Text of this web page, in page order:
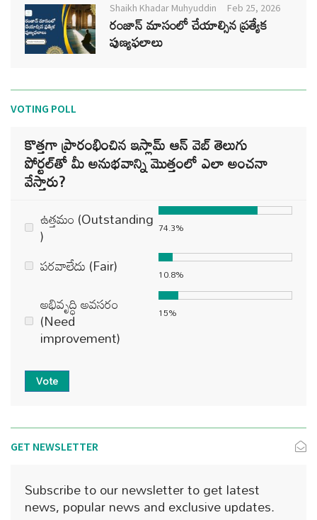
Shaikh Khadar Muhyuddin Feb 25, 2026
రంజాన్ మాసంలో చేయాల్సిన ప్రత్యేక
పుణ్యఫలాలు
VOTING POLL
కొత్తగా ప్రారంభించిన ఇస్లామ్ ఆన్ వెబ్ తెలుగు
పోర్టల్‌తో మీ అనుభవాన్ని మొత్తంలో ఎలా అంచనా
వేస్తారు?
ఉత్తమం (Outstanding
) 74.3%
పరవాలేదు (Fair) 10.8%
అభివృద్ధి అవసరం
(Need
improvement)
15%
Vote
GET NEWSLETTER
Subscribe to our newsletter to get latest
news, popular news and exclusive updates.